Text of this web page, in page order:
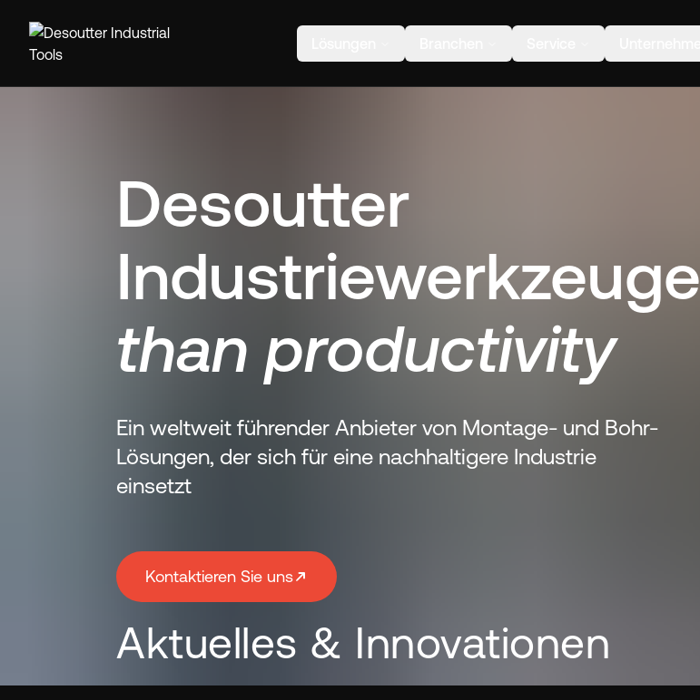
Desoutter
Industriewerkzeuge
than productivity
Ein weltweit führender Anbieter von Montage- und Bohr-
Lösungen, der sich für eine nachhaltigere Industrie
einsetzt
Kontaktieren Sie uns
Aktuelles & Innovationen